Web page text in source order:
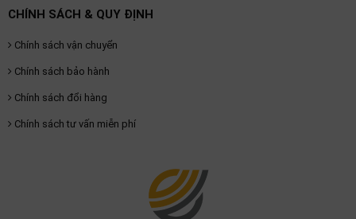
CHÍNH SÁCH & QUY ĐỊNH
Chính sách vận chuyển
Chính sách bảo hành
Chính sách đổi hàng
Chính sách tư vấn miễn phí